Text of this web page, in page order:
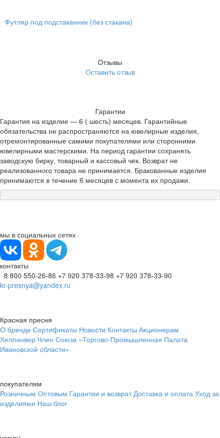
Футляр под подстаканник (без стакана)
Отзывы
Оставить отзыв
Гарантии
Гарантия на изделие — 6 ( шесть) месяцев. Гарантийные
обязательства не распространяются на ювелирные изделия,
отремонтированные самими покупателями или сторонними
ювелирными мастерскими. На период гарантии сохранять
заводскую бирку, товарный и кассовый чек. Возврат не
реализованного товара не принимается. Бракованные изделия
принимаются в течение 6 месяцев с момента их продажи.
мы в социальных сетях
контакты
8 800 550-26-86 +7 920 378-33-98 +7 920 378-33-90
kr-presnya@yandex.ru
Красная пресня
О бренде Сертификаты Новости Контакты Акционерам
Хелпинвер Член Союза «Торгово-Промышленная Палата
Ивановской области»
покупателям
Розничным Оптовым Гарантии и возврат Доставка и оплата Уход за
изделиями Наш блог